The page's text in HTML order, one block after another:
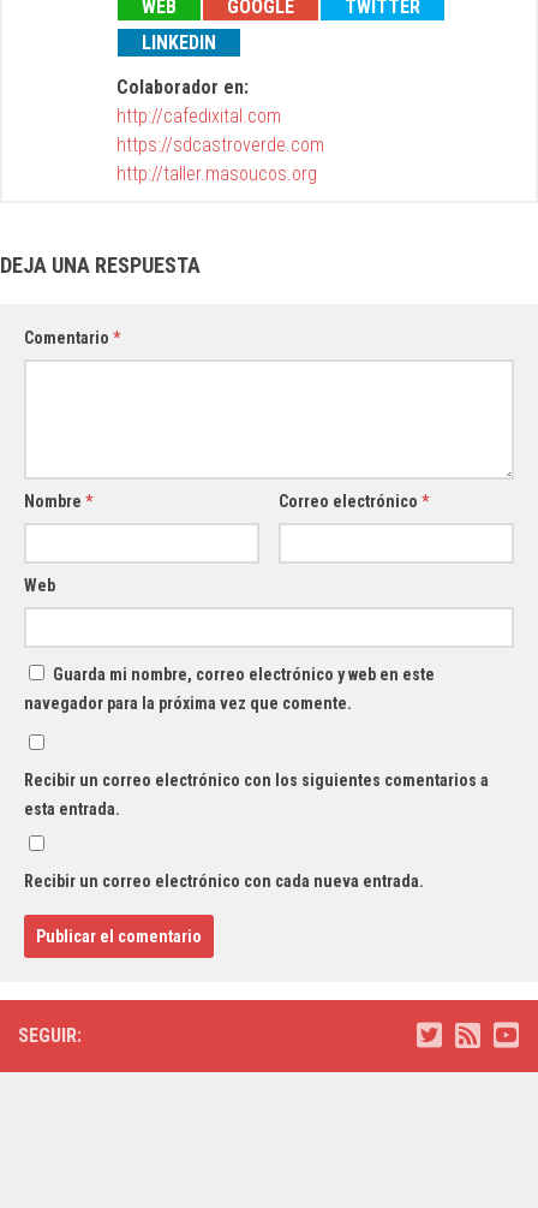
WEB GOOGLE
TWITTER
LINKEDIN
Colaborador en:
http://cafedixital.com
https://sdcastroverde.com
http://taller.masoucos.org
DEJA UNA RESPUESTA
Comentario *
Nombre * Correo electrónico*
Web
Guarda mi nombre, correo electrónico y web en este
navegador para la próxima vez que comente.
Recibir un correo electrónico con los siguientes comentarios a
esta entrada.
Recibir un correo electrónico con cada nueva entrada.
SEGUIR: